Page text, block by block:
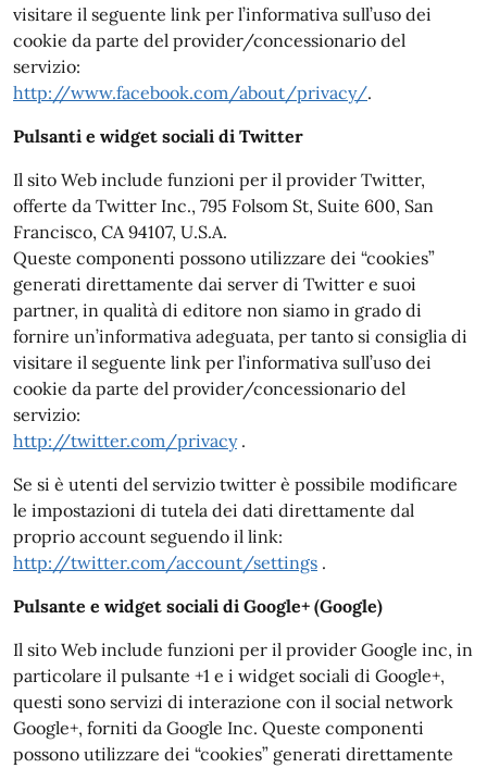
visitare il seguente link per l’informativa sull’uso dei
cookie da parte del provider/concessionario del
servizio:
http://www.facebook.com/about/privacy/.
Pulsanti e widget sociali di Twitter
Il sito Web include funzioni per il provider Twitter,
offerte da Twitter Inc., 795 Folsom St, Suite 600, San
Francisco, CA 94107, U.S.A.
Queste componenti possono utilizzare dei “cookies”
generati direttamente dai server di Twitter e suoi
partner, in qualità di editore non siamo in grado di
fornire un’informativa adeguata, per tanto si consiglia di
visitare il seguente link per l’informativa sull’uso dei
cookie da parte del provider/concessionario del
servizio:
http://twitter.com/privacy.
Se si è utenti del servizio twitter è possibile modificare
le impostazioni di tutela dei dati direttamente dal
proprio account seguendo il link:
http://twitter.com/account/settings .
Pulsante e widget sociali di Google+ (Google)
Il sito Web include funzioni per il provider Google inc, in
particolare il pulsante +1 e i widget sociali di Google+,
questi sono servizi di interazione con il social network
Google+, forniti da Google Inc. Queste componenti
possono utilizzare dei “cookies” generati direttamente